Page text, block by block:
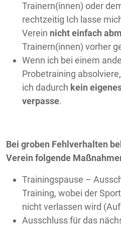
Trainern(innen) oder
rechtzeitig Ich lasse
Verein nicht einfach
Trainern(innen) vorher
Wenn ich bei einem
Probetraining
ich dadurch kein
verpasse.
Bei groben Fehlverhalten
Verein folgende
Trainingspause –
Training, wobei der
nicht verlassen wird
Ausschluss für das